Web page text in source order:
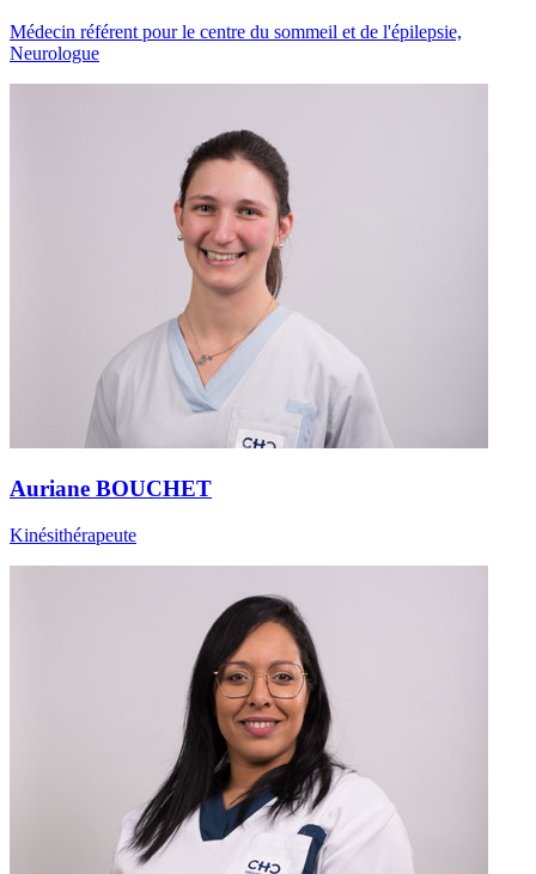
Médecin référent pour le centre du sommeil et de l'épilepsie,
Neurologue
Auriane BOUCHET
Kinésithérapeute